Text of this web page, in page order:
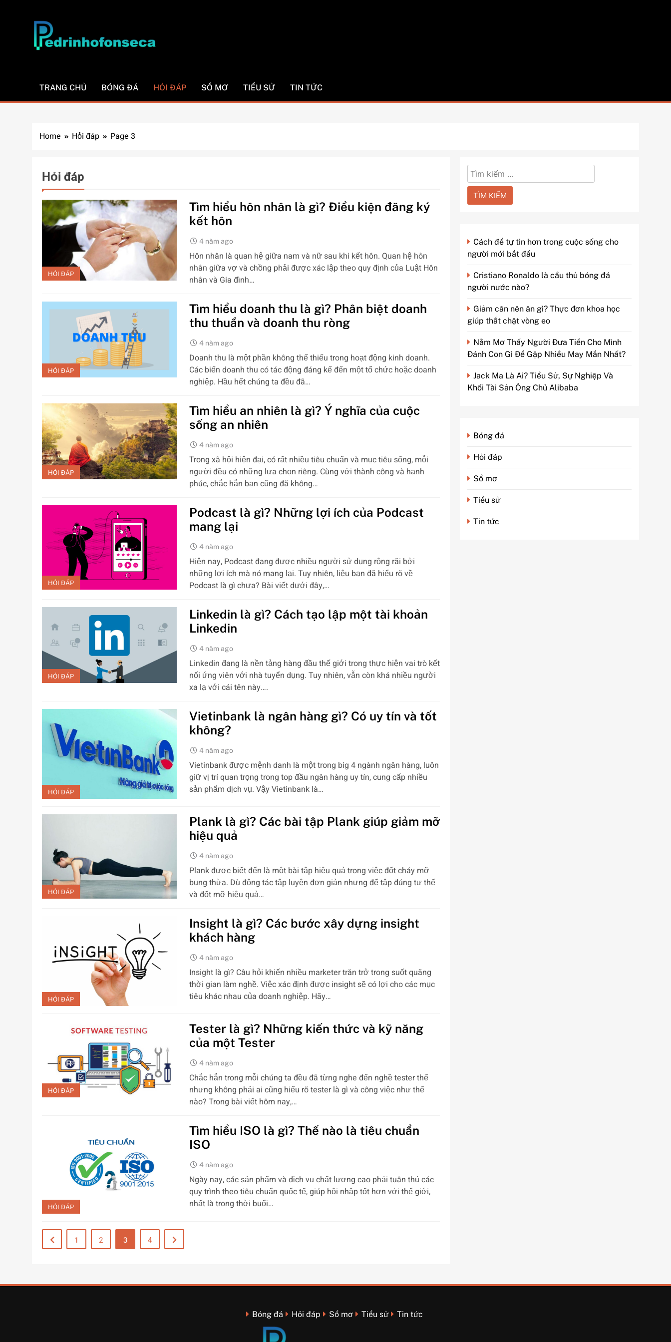
TRANG CHỦ BÓNG ĐÁ HỎI ĐÁP SỔ MƠ TIỂU SỬ TIN TỨC
Home Hỏi đáp Page 3
Hỏi đáp
HỎI ĐÁP
Tìm hiểu hôn nhân là gì? Điều kiện đăng ký
kết hôn
4 năm ago
Hôn nhân là quan hệ giữa nam và nữ sau khi kết hôn. Quan hệ hôn
nhân giữa vợ và chồng phải được xác lập theo quy định của Luật Hôn
nhân và Gia đình…
HỎI ĐÁP
Tìm hiểu doanh thu là gì? Phân biệt doanh
thu thuần và doanh thu ròng
4 năm ago
Doanh thu là một phần không thể thiếu trong hoạt động kinh doanh.
Các biến doanh thu có tác động đáng kể đến một tổ chức hoặc doanh
nghiệp. Hầu hết chúng ta đều đã…
HỎI ĐÁP
Tìm hiểu an nhiên là gì? Ý nghĩa của cuộc
sống an nhiên
4 năm ago
Trong xã hội hiện đại, có rất nhiều tiêu chuẩn và mục tiêu sống, mỗi
người đều có những lựa chọn riêng. Cùng với thành công và hạnh
phúc, chắc hẳn bạn cũng đã không…
HỎI ĐÁP
Podcast là gì? Những lợi ích của Podcast
mang lại
4 năm ago
Hiện nay, Podcast đang được nhiều người sử dụng rộng rãi bởi
những lợi ích mà nó mang lại. Tuy nhiên, liệu bạn đã hiểu rõ về
Podcast là gì chưa? Bài viết dưới đây,…
HỎI ĐÁP
Linkedin là gì? Cách tạo lập một tài khoản
Linkedin
4 năm ago
Linkedin đang là nền tảng hàng đầu thế giới trong thực hiện vai trò kết
nối ứng viên với nhà tuyển dụng. Tuy nhiên, vẫn còn khá nhiều người
xa lạ với cái tên này….
HỎI ĐÁP
Vietinbank là ngân hàng gì? Có uy tín và tốt
không?
4 năm ago
Vietinbank được mệnh danh là một trong big 4 ngành ngân hàng, luôn
giữ vị trí quan trọng trong top đầu ngân hàng uy tín, cung cấp nhiều
sản phẩm dịch vụ. Vậy Vietinbank là…
HỎI ĐÁP
Plank là gì? Các bài tập Plank giúp giảm mỡ
hiệu quả
4 năm ago
Plank được biết đến là một bài tập hiệu quả trong việc đốt cháy mỡ
bụng thừa. Dù động tác tập luyện đơn giản nhưng để tập đúng tư thế
và đốt mỡ hiệu quả…
HỎI ĐÁP
Insight là gì? Các bước xây dựng insight
khách hàng
4 năm ago
Insight là gì? Câu hỏi khiến nhiều marketer trăn trở trong suốt quãng
thời gian làm nghề. Việc xác định được insight sẽ có lợi cho các mục
tiêu khác nhau của doanh nghiệp. Hãy…
HỎI ĐÁP
Tester là gì? Những kiến thức và kỹ năng
của một Tester
4 năm ago
Chắc hẳn trong mỗi chúng ta đều đã từng nghe đến nghề tester thế
nhưng không phải ai cũng hiểu rõ tester là gì và công việc như thế
nào? Trong bài viết hôm nay,…
HỎI ĐÁP
Tìm hiểu ISO là gì? Thế nào là tiêu chuẩn
ISO
4 năm ago
Ngày nay, các sản phẩm và dịch vụ chất lượng cao phải tuân thủ các
quy trình theo tiêu chuẩn quốc tế, giúp hội nhập tốt hơn với thế giới,
nhất là trong thời buổi…
1 2 3 4
Tìm
kiếm
cho:
Cách để tự tin hơn trong cuộc sống cho
người mới bắt đầu
Cristiano Ronaldo là cầu thủ bóng đá
người nước nào?
Giảm cân nên ăn gì? Thực đơn khoa học
giúp thắt chặt vòng eo
Nằm Mơ Thấy Người Đưa Tiền Cho Mình
Đánh Con Gì Để Gặp Nhiều May Mắn Nhất?
Jack Ma Là Ai? Tiểu Sử, Sự Nghiệp Và
Khối Tài Sản Ông Chủ Alibaba
Bóng đá
Hỏi đáp
Sổ mơ
Tiểu sử
Tin tức
Bóng đá Hỏi đáp Sổ mơ Tiểu sử Tin tức